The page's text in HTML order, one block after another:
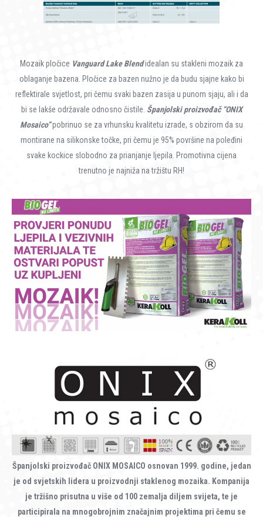
Mozaik pločice Vanguard Lake Blendidealan su stakleni mozaik za
oblaganje bazena. Pločice za bazen nužno je da budu sjajne kako bi
reflektirale svjetlost, pri čemu svaki bazen zasija u punom sjaju, ali i da
bi se lakše održavale odnosno čistile. Španjolski proizvođač “ONIX
Mosaico”pobrinuo se za vrhunsku kvalitetu izrade, s obzirom da su
montirane na silikonske točke, pri čemu je 95% površine na poleđini
svake kockice slobodno za prianjanje ljepila. Promotivna cijena
trenutno je najniža na tržištu RH!
Španjolski proizvođač ONIX MOSAICO osnovan 1999. godine, jedan
je od svjetskih lidera u proizvodnji staklenog mozaika. Kompanija
je tržišno prisutna u više od 100 zemalja diljem svijeta, te je
participirala na mnogobrojnim značajnim projektima pri čemu se